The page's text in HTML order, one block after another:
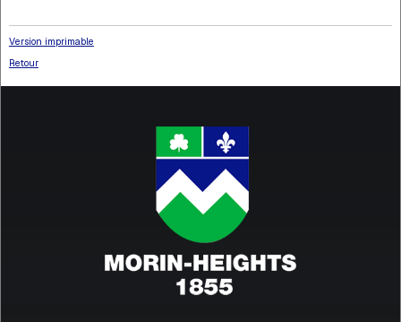
Version imprimable
Retour